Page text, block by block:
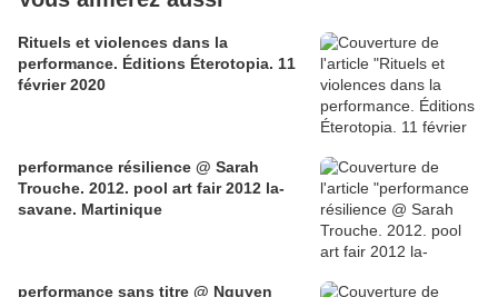
Rituels et violences dans la
performance. Éditions Éterotopia. 11
février 2020
performance résilience @ Sarah
Trouche. 2012. pool art fair 2012 la-
savane. Martinique
performance sans titre @ Nguyen